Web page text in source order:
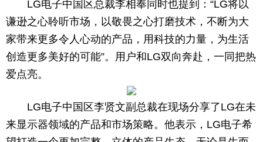
LG电子中国区总裁李相奉同时也提到：“LG将以
谦逊之心聆听市场，以敬畏之心打磨技术，不断为大
家带来更多令人心动的产品，用科技的力量，为生活
创造更多美好的可能”。用户和LG双向奔赴，一同把热
爱点亮。
LG电子中国区李贤文副总裁在现场分享了LG在未
来显示器领域的产品和市场策略。他表示，LG电子希